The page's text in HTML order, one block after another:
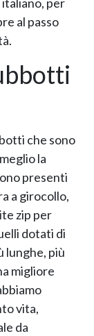
al passo
che sono
la
presenti
a girocollo,
zip per
dotati di
lunghe, più
migliore
vita,
da